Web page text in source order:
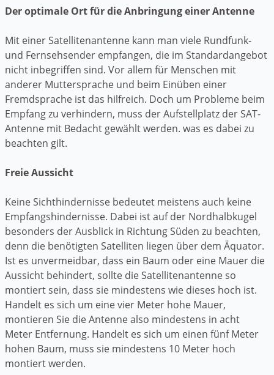
Der optimale Ort für die Anbringung einer Antenne
Mit einer Satellitenantenne kann man viele Rundfunk-
und Fernsehsender empfangen, die im Standardangebot
nicht inbegriffen sind. Vor allem für Menschen mit
anderer Muttersprache und beim Einüben einer
Fremdsprache ist das hilfreich. Doch um Probleme beim
Empfang zu verhindern, muss der Aufstellplatz der SAT-
Antenne mit Bedacht gewählt werden. was es dabei zu
beachten gilt.
Freie Aussicht
Keine Sichthindernisse bedeutet meistens auch keine
Empfangshindernisse. Dabei ist auf der Nordhalbkugel
besonders der Ausblick in Richtung Süden zu beachten,
denn die benötigten Satelliten liegen über dem Äquator.
Ist es unvermeidbar, dass ein Baum oder eine Mauer die
Aussicht behindert, sollte die Satellitenantenne so
montiert sein, dass sie mindestens wie dieses hoch ist.
Handelt es sich um eine vier Meter hohe Mauer,
montieren Sie die Antenne also mindestens in acht
Meter Entfernung. Handelt es sich um einen fünf Meter
hohen Baum, muss sie mindestens 10 Meter hoch
montiert werden.